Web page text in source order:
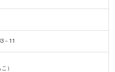
－11
）